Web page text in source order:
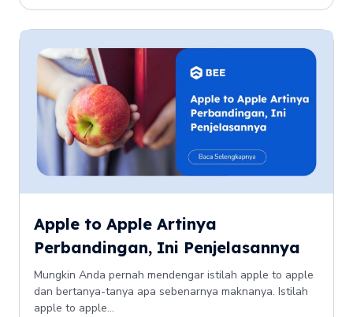
Apple to Apple Artinya
Perbandingan, Ini Penjelasannya
Mungkin Anda pernah mendengar istilah apple to apple
dan bertanya-tanya apa sebenarnya maknanya. Istilah
apple to apple...